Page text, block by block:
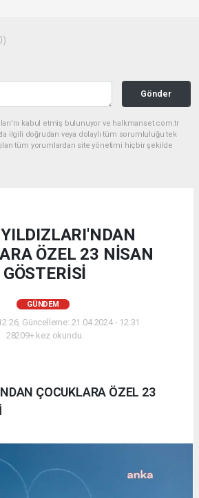
Gönder
kabul etmiş bulunuyor ve halkmanset.com.tr
ilgili doğrudan veya dolaylı tüm sorumluluğu tek
tüm yorumlardan site yönetimi hiçbir şekilde
ÖZEL 23 NİSAN
GÖSTERİSİ
GÜNDEM
Güncelleme: 21.04.2024 - 12:31
28209+ kez okundu.
ÇOCUKLARA ÖZEL 23